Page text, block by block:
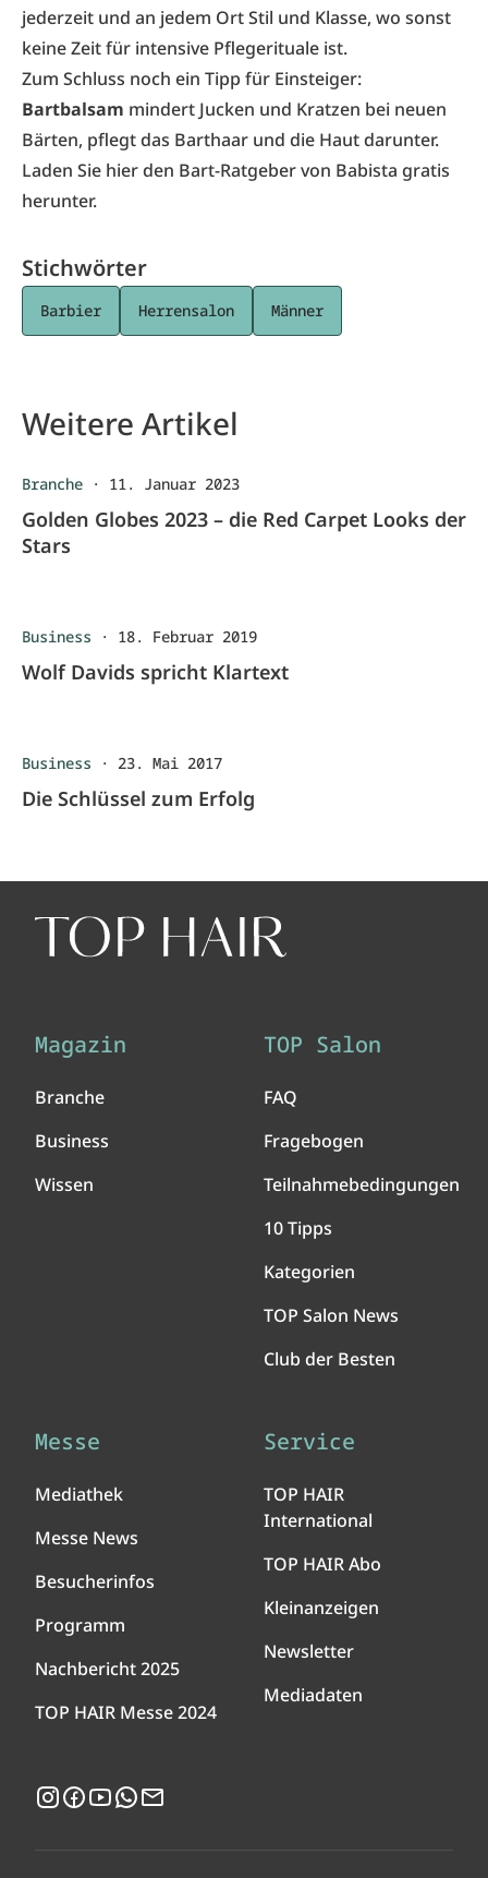
jederzeit und an jedem Ort Stil und Klasse, wo sonst
keine Zeit für intensive Pflegerituale ist.
Zum Schluss noch ein Tipp für Einsteiger:
Bartbalsam mindert Jucken und Kratzen bei neuen
Bärten, pflegt das Barthaar und die Haut darunter.
Laden Sie hierden Bart-Ratgeber von Babista gratis
herunter.
Stichwörter
Barbier Herrensalon Männer
Weitere Artikel
Branche · 11. Januar 2023
Golden Globes 2023 – die Red Carpet Looks der
Stars
Business · 18. Februar 2019
Wolf Davids spricht Klartext
Business · 23. Mai 2017
Die Schlüssel zum Erfolg
Magazin
Branche
Business
Wissen
TOP Salon
FAQ
Fragebogen
Teilnahmebedingungen
10 Tipps
Kategorien
TOP Salon News
Club der Besten
Messe
Mediathek
Messe News
Besucherinfos
Programm
Nachbericht 2025
TOP HAIR Messe 2024
Service
TOP HAIR
International
TOP HAIR Abo
Kleinanzeigen
Newsletter
Mediadaten
Instagram
Facebook
YouTubeWhatsApp